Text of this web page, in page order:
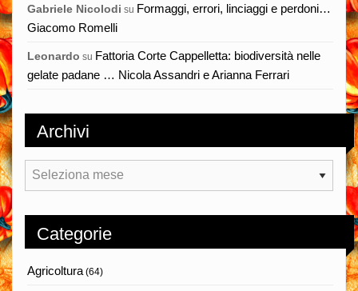
Gabriele Nicolodi su Formaggi, errori, linciaggi e perdoni…
Giacomo Romelli
Leonardo su Fattoria Corte Cappelletta: biodiversità nelle
gelate padane … Nicola Assandri e Arianna Ferrari
Archivi
Archivi
Categorie
Agricoltura(64)